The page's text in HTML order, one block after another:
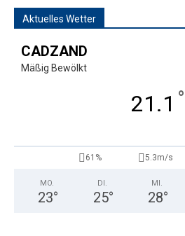
Aktuelles Wetter
CADZAND
Mäßig Bewölkt
21.1 °
61% 5.3m/s
MO.
23°
DI.
25°
MI.
28°